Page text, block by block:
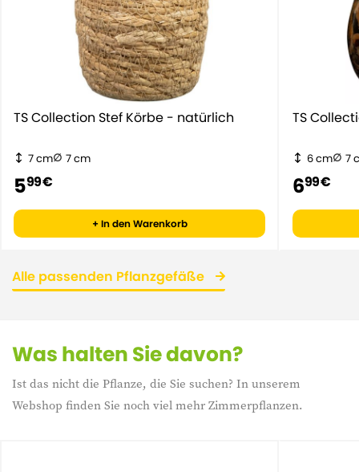
TS Collection Stef Körbe - natürlich
7 cm 7 cm
599 €
+ In den Warenkorb
TS
6 cm 7
699 €
Alle passenden Pflanzgefäße
Was halten Sie davon?
Ist das nicht die Pflanze, die Sie suchen? In unserem
Webshop finden Sie noch viel mehr Zimmerpflanzen.